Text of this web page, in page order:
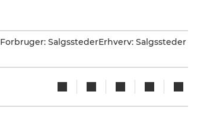
Forbruger: SalgsstederErhverv: Salgssteder